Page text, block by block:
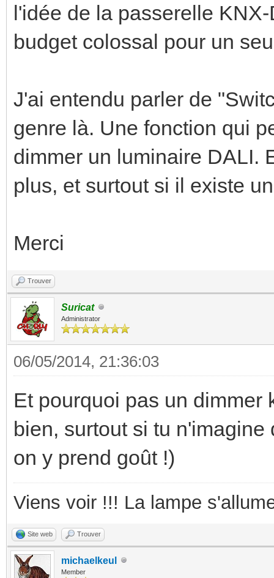
l'idée de la passerelle
budget colossal pour un
J'ai entendu parler de
genre là. Une fonction qui
dimmer un luminaire DALI.
plus, et surtout si il existe
Merci
Trouver
Suricat
Administrator
06/05/2014, 21:36:03
Et pourquoi pas un dimmer
bien, surtout si tu
on y prend goût !)
Viens voir !!! La lampe
Site web Trouver
michaelkeul
Member